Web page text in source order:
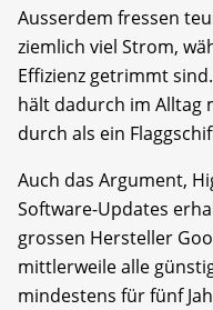
Ausserdem fressen
ziemlich viel Strom,
Effizienz getrimmt
hält dadurch im Alltag
durch als ein
Auch das Argument,
Software-Updates
grossen Hersteller
mittlerweile alle
mindestens für fünf